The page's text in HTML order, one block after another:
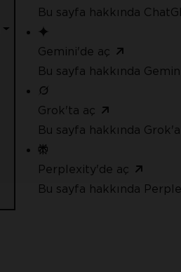
Bu sayfa hakkında
Gemini'de aç
Bu sayfa hakkında
Grok'ta aç
Bu sayfa hakkında
Perplexity'de aç
Bu sayfa hakkında